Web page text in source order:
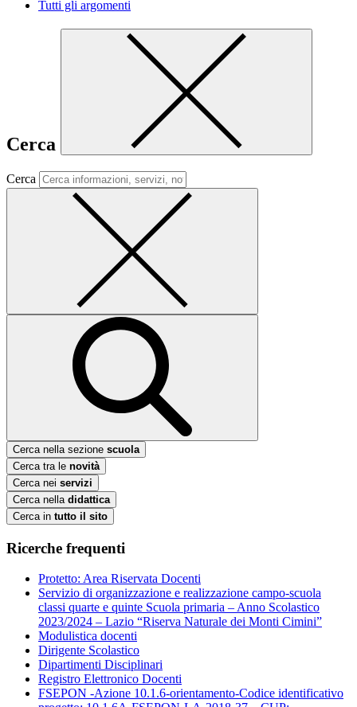
Tutti gli argomenti
Cerca
Cerca
Cerca nella sezione scuola
Cerca tra le novità
Cerca nei servizi
Cerca nella didattica
Cerca in tutto il sito
Ricerche frequenti
Protetto: Area Riservata Docenti
Servizio di organizzazione e realizzazione campo-scuola
classi quarte e quinte Scuola primaria – Anno Scolastico
2023/2024 – Lazio “Riserva Naturale dei Monti Cimini”
Modulistica docenti
Dirigente Scolastico
Dipartimenti Disciplinari
Registro Elettronico Docenti
FSEPON -Azione 10.1.6-orientamento-Codice identificativo